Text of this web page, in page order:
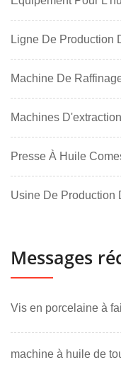
Ligne De Production
Machine De
Machines
Presse À Huile
Usine De Production
Messages
Vis en porcelaine à
machine à huile de